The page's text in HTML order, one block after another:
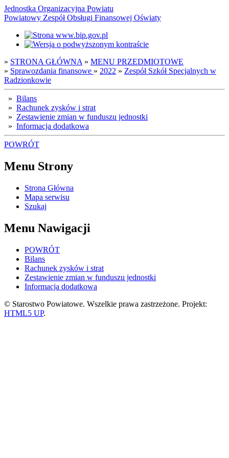
Jednostka Organizacyjna Powiatu
Powiatowy Zespół Obsługi Finansowej Oświaty
» STRONA GŁÓWNA » MENU PRZEDMIOTOWE
» Sprawozdania finansowe » 2022 » Zespół Szkół Specjalnych w
Radzionkowie
» Bilans
» Rachunek zysków i strat
» Zestawienie zmian w funduszu jednostki
» Informacja dodatkowa
POWRÓT
Menu Strony
Strona Główna
Mapa serwisu
Szukaj
Menu Nawigacji
POWRÓT
Bilans
Rachunek zysków i strat
Zestawienie zmian w funduszu jednostki
Informacja dodatkowa
© Starostwo Powiatowe. Wszelkie prawa zastrzeżone. Projekt:
HTML5 UP.